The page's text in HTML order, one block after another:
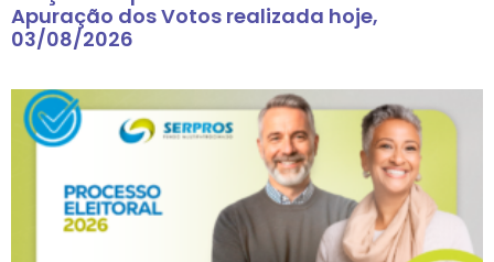
Apuração dos Votos realizada hoje,
03/08/2026